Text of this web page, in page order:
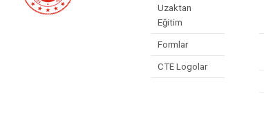
Uzaktan
Eğitim
Formlar
CTE Logolar